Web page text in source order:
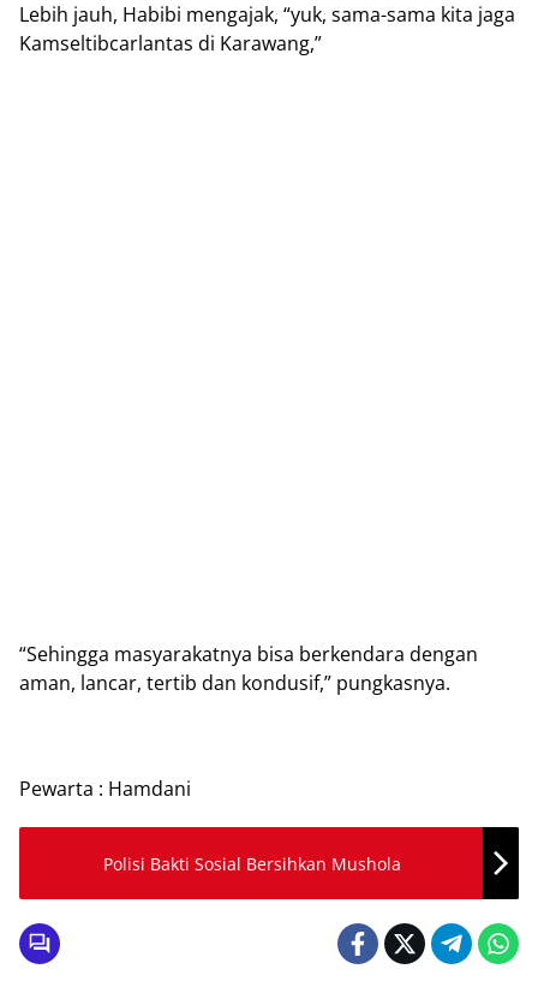
Lebih jauh, Habibi mengajak, “yuk, sama-sama kita jaga
Kamseltibcarlantas di Karawang,”
“Sehingga masyarakatnya bisa berkendara dengan
aman, lancar, tertib dan kondusif,” pungkasnya.
Pewarta : Hamdani
Polisi Bakti Sosial Bersihkan Mushola